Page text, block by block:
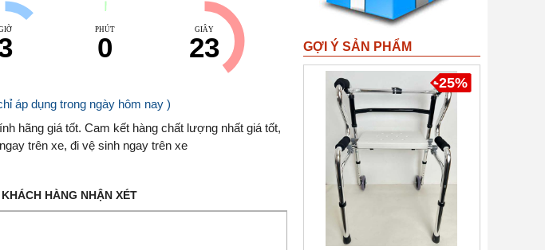
PHÚT
0
GIÂY
22
áp dụng trong ngày hôm nay )
hãng giá tốt. Cam kết hàng chất lượng nhất giá tốt,
trên xe, đi vệ sinh ngay trên xe
KHÁCH HÀNG NHẬN XÉT
GỢI Ý SẢN PHẨM
-25%